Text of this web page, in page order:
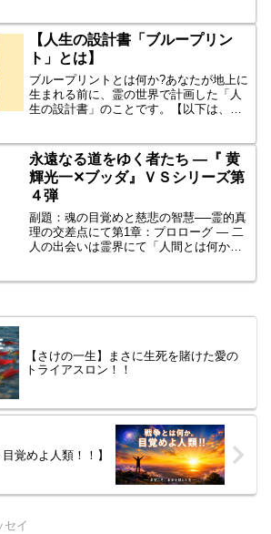
らないと思われる方もいるかと思われる
でしょうが、まさに、「気...
【人生の設計書「ブループリン
ト」とは】
ブループリントとは何か?あなたが地上に
生まれる前に、霊の世界で計画した「人
生の設計書」のことです。【以下は、そ
る」との根本的な違いは。②「あなたと
は何か」を知るために、必...
永遠なる道をゆく者たち ―『 黄
輝光一✕ブッダ』ＶＳシリーズ第
４弾
副題：魂の目覚めと慈悲の智慧──霊的真
理の交差点にて第1章：プロローグ ― 二
人の出会いは霊界にて「人間とは何か」
【さけの一生】まさに生死を賭けた愛の
トライアスロン！！
覚めよ人類！！】
セイ